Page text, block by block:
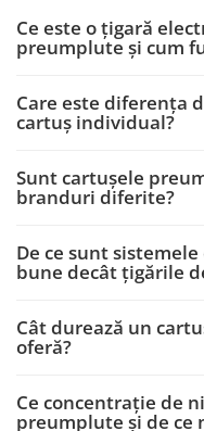
Ce este o țigară
preumplute și cum
Care este diferența
cartuș individual?
Sunt cartușele
branduri diferite?
De ce sunt
bune decât țigările
Cât durează un
oferă?
Ce concentrație de
preumplute și de ce